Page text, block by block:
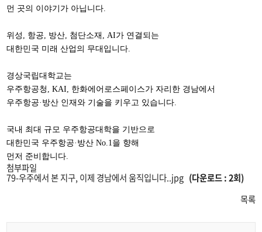
먼 곳의 이야기가 아닙니다
위성 항공 방산 첨단소재 , AI가 연결되는
대한민국 미래 산업의 무대입니다
경상국립대학교는
우주항공청
, KAI, 한화에어로스페이스가 자리한 경남에서
우주항공·방산 인재와 기술을 키우고 있습니다
국내 최대 규모 우주항공대학을 기반으로
대한민국 우주항공·방산No.1을 향해
먼저 준비합니다
첨부파일
79-우주에서 본 지구, 이제 경남에서 움직입니다..jpg (다운로드 : 2회)
목록